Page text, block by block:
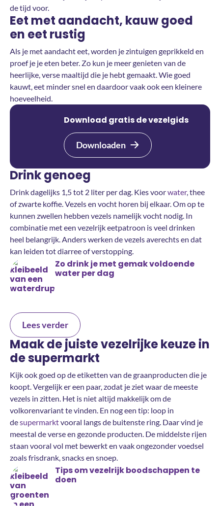
de tijd voor.
Eet met aandacht, kauw goed
en eet rustig
Als je met aandacht eet, worden je zintuigen geprikkeld en
proef je je eten beter. Zo kun je meer genieten van de
heerlijke, verse maaltijd die je hebt gemaakt. Wie goed
kauwt, eet minder snel en daardoor vaak ook een kleinere
hoeveelheid.
Download gratis de vezelgids
Downloaden
Drink genoeg
Drink dagelijks 1,5 tot 2 liter per dag. Kies voorwater, thee
of zwarte koffie. Vezels en vocht horen bij elkaar. Om op te
kunnen zwellen hebben vezels namelijk vocht nodig. In
combinatie met een vezelrijk eetpatroon is veel drinken
heel belangrijk. Anders werken de vezels averechts en dat
kan leiden tot diarree of verstopping.
Zo drink je met gemak voldoende
water per dag
Lees verder
Maak de juiste vezelrijke keuze in
de supermarkt
Kijk ook goed op de etiketten van de graanproducten die je
koopt. Vergelijk er een paar, zodat je ziet waar de meeste
vezels in zitten. Het is niet altijd makkelijk om de
volkorenvariant te vinden. En nog een tip: loop in
desupermarktvooral langs de buitenste ring. Daar vind je
meestal de verse en gezonde producten. De middelste rijen
staan vooral vol met bewerkt en vaak ongezonder voedsel
zoals frisdrank, snacks en snoep.
Tips om vezelrijk boodschappen te
doen